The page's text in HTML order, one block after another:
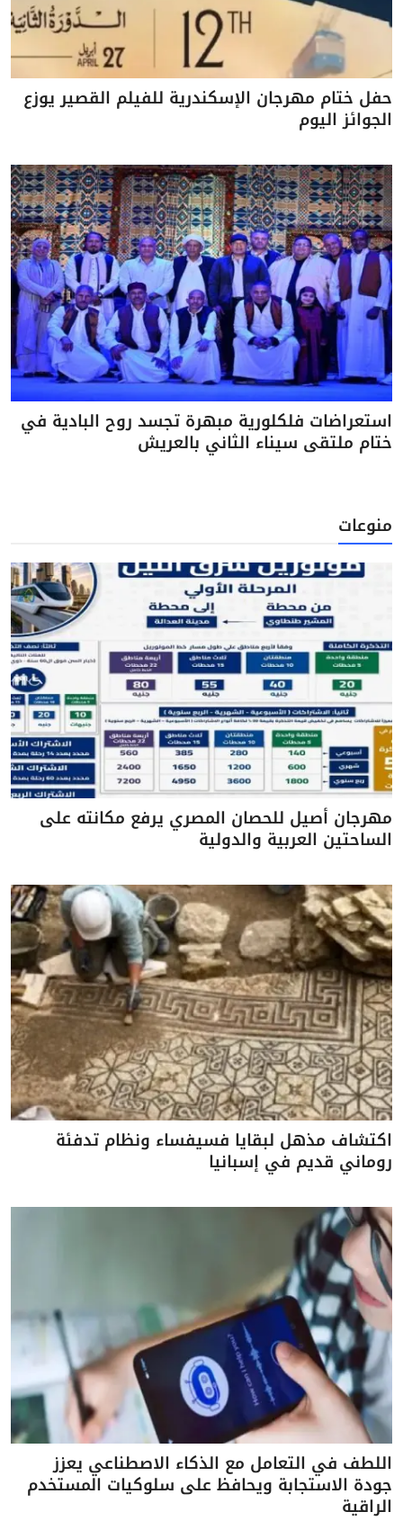
حفل ختام مهرجان الإسكندرية للفيلم القصير يوزع
الجوائز اليوم
استعراضات فلكلورية مبهرة تجسد روح البادية في
ختام ملتقى سيناء الثاني بالعريش
منوعات
مهرجان أصيل للحصان المصري يرفع مكانته على
الساحتين العربية والدولية
اكتشاف مذهل لبقايا فسيفساء ونظام تدفئة
روماني قديم في إسبانيا
اللطف في التعامل مع الذكاء الاصطناعي يعزز
جودة الاستجابة ويحافظ على سلوكيات المستخدم
الراقية